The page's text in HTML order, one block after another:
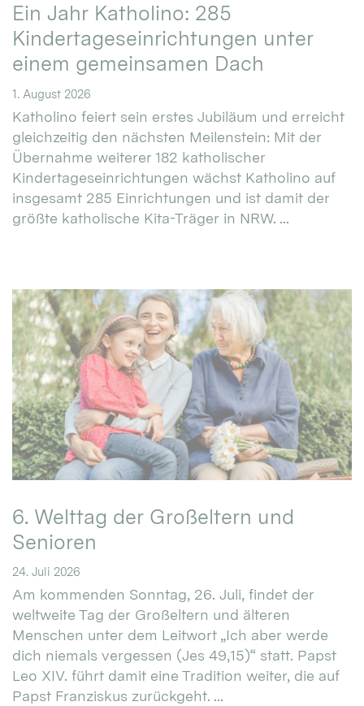
Ein Jahr Katholino: 285
Kindertageseinrichtungen unter
einem gemeinsamen Dach
1. August 2026
Katholino feiert sein erstes Jubiläum und erreicht
gleichzeitig den nächsten Meilenstein: Mit der
Übernahme weiterer 182 katholischer
Kindertageseinrichtungen wächst Katholino auf
insgesamt 285 Einrichtungen und ist damit der
größte katholische Kita-Träger in NRW. ...
6. Welttag der Großeltern und
Senioren
24. Juli 2026
Am kommenden Sonntag, 26. Juli, findet der
weltweite Tag der Großeltern und älteren
Menschen unter dem Leitwort „Ich aber werde
dich niemals vergessen (Jes 49,15)“ statt. Papst
Leo XIV. führt damit eine Tradition weiter, die auf
Papst Franziskus zurückgeht. ...